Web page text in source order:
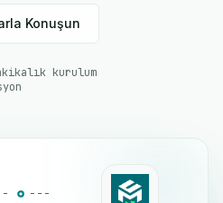
Konuşun
kurulum